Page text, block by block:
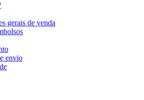
gerais de venda
envio